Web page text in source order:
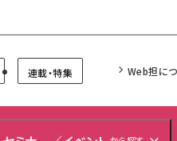
連載・特集 Web担に
い ／
は抽選でプレゼントを